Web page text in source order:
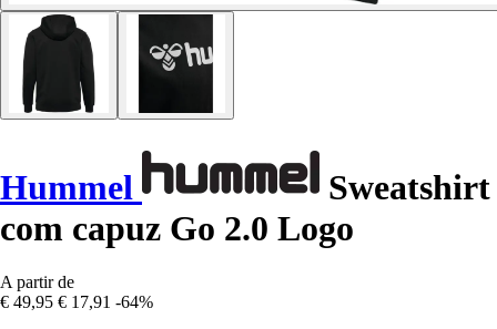
Hummel
Sweatshirt
com capuz Go 2.0 Logo
A partir de
€ 49,95 € 17,91 -64%